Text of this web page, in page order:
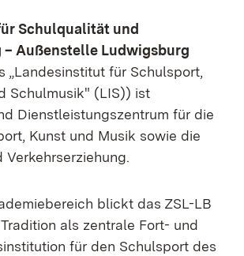
Schulqualität und
Außenstelle Ludwigsburg
„Landesinstitut für Schulsport,
Schulmusik" (LIS)) ist
Dienstleistungszentrum für die
Kunst und Musik sowie die
blickt das ZSL-LB
als zentrale Fort- und
für den Schulsport des